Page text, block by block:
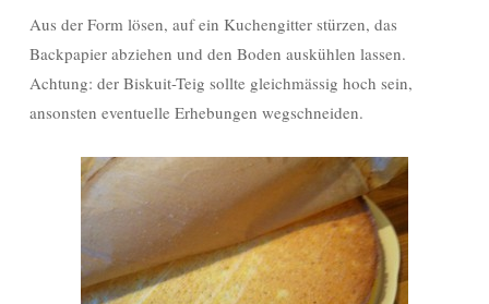
Aus der Form lösen, auf ein Kuchengitter stürzen, das
Backpapier abziehen und den Boden auskühlen lassen.
Achtung: der Biskuit-Teig sollte gleichmässig hoch sein,
ansonsten eventuelle Erhebungen wegschneiden.